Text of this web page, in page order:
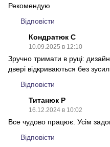
Рекомендую
Відповісти
Кондратюк С
10.09.2025 в 12:10
Зручно тримати в руці:
двері відкриваються без
Відповісти
Титанюк Р
16.12.2024 в 10:02
Все чудово працює. Усім
Відповісти